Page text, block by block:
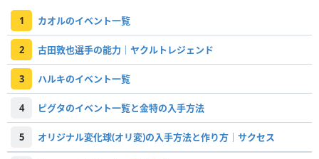
1 カオルのイベント一覧
2 古田敦也選手の能力｜ヤクルトレジェンド
3 ハルキのイベント一覧
4 ピグタのイベント一覧と金特の入手方法
5 オリジナル変化球(オリ変)の入手方法と作り方｜サクセス